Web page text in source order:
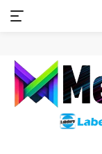
Skip
content